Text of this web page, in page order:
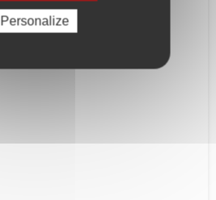
Personalize